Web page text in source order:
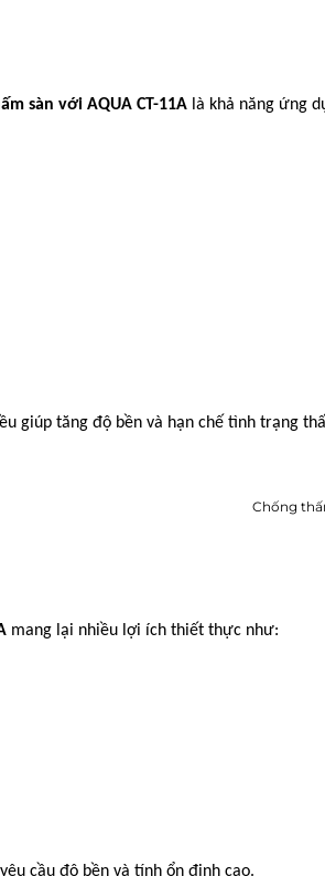
sàn với AQUA CT-11A là khả năng ứng
giúp tăng độ bền và hạn chế tình trạng
Chống
mang lại nhiều lợi ích thiết thực như:
cầu độ bền và tính ổn định cao.